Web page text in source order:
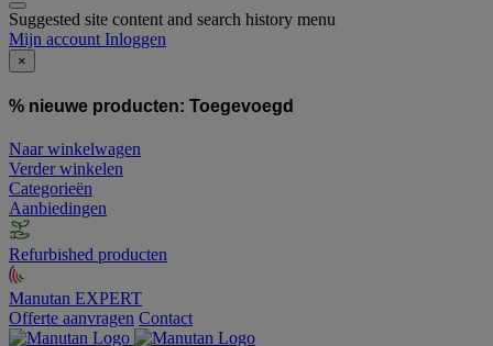
Suggested site content and search history menu
Mijn account Inloggen
×
% nieuwe producten: Toegevoegd
Naar winkelwagen
Verder winkelen
Categorieën
Aanbiedingen
Refurbished producten
Manutan EXPERT
Offerte aanvragen Contact